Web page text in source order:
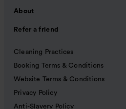
About
Refer a friend
Cleaning Practices
Booking Terms & Conditions
Website Terms & Conditions
Privacy Policy
Anti-Slavery Policy